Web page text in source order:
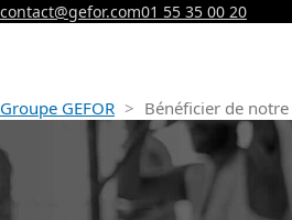
contact@gefor.com01 55 35 00 20
Groupe GEFOR > Bénéficier de